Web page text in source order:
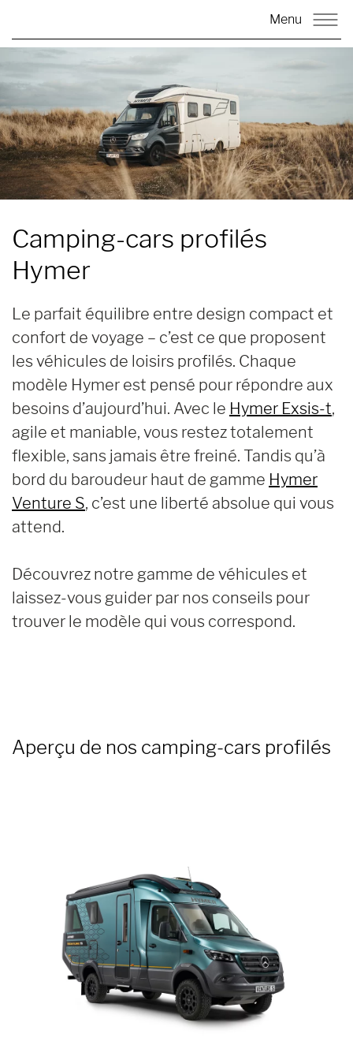
Menu
Camping-cars profilés
Hymer
Le parfait équilibre entre design compact et
confort de voyage – c’est ce que proposent
les véhicules de loisirs profilés. Chaque
modèle Hymer est pensé pour répondre aux
besoins d’aujourd’hui. Avec le Hymer Exsis-t,
agile et maniable, vous restez totalement
flexible, sans jamais être freiné. Tandis qu’à
bord du baroudeur haut de gamme Hymer
Venture S, c’est une liberté absolue qui vous
attend.
Découvrez notre gamme de véhicules et
laissez-vous guider par nos conseils pour
trouver le modèle qui vous correspond.
Aperçu de nos camping-cars profilés